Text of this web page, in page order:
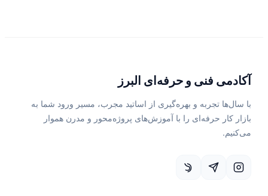
آکادمی فنی و حرفه‌ای البرز
با سال‌ها تجربه و بهره‌گیری از اساتید مجرب، مسیر ورود شما به
بازار کار حرفه‌ای را با آموزش‌های پروژه‌محور و مدرن هموار
می‌کنیم.